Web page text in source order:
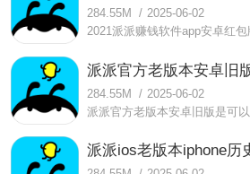
284.55M / 2025-06-02
派派官方老版本安卓旧
284.55M / 2025-06-02
派派ios老版本iphone历